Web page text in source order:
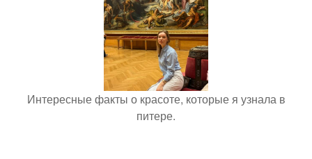
Интересные факты о красоте, которые я узнала в
питере.